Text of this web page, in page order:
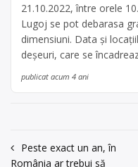
21.10.2022, între orele
Lugoj se pot debarasa
dimensiuni. Data și
deșeuri, care se
publicat acum 4 ani
Navigare
Peste exact un an, în
România ar trebui să